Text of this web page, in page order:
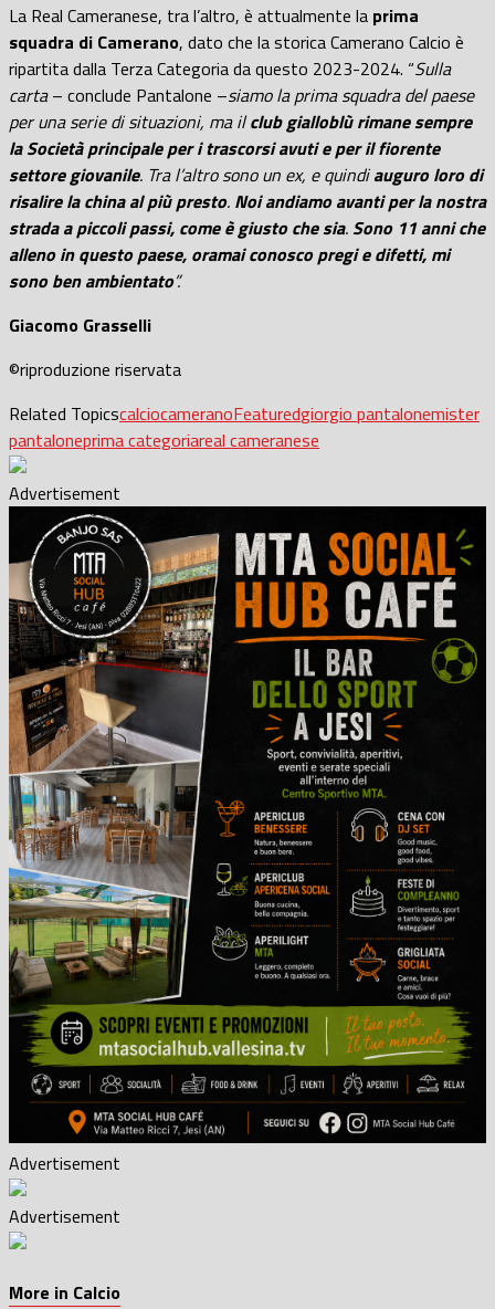
La Real Cameranese, tra l’altro, è attualmente la prima
squadra di Camerano, dato che la storica Camerano Calcio è
ripartita dalla Terza Categoria da questo 2023-2024. “Sulla
carta– conclude Pantalone –siamo la prima squadra del paese
per una serie di situazioni, ma ilclub gialloblù rimane sempre
la Società principale per i trascorsi avuti e per il fiorente
settore giovanile. Tra l’altro sono un ex, e quindiauguro loro di
risalire la china al più presto. Noi andiamo avanti per la nostra
strada a piccoli passi, come è giusto che sia. Sono 11 anni che
alleno in questo paese, oramai conosco pregi e difetti, mi
sono ben ambientato”.
Giacomo Grasselli
©riproduzione riservata
Related TopicscalciocameranoFeaturedgiorgio pantalonemister
pantaloneprima categoriareal cameranese
Advertisement
Advertisement
Advertisement
More in Calcio